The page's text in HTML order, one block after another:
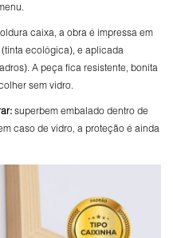
caixa, a obra é impressa em
ecológica), e aplicada
A peça fica resistente, bonita
sem vidro.
superbem embalado dentro de
caso de vidro, a proteção é ainda